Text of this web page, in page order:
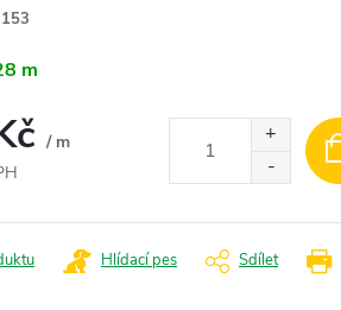
m
/ m
Hlídací pes Sdílet